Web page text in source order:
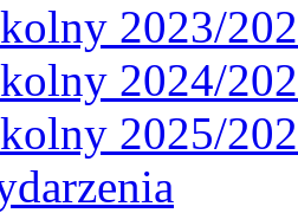
2023/
2024/
2025/